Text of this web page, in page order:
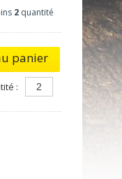
2 quantité
panier
: